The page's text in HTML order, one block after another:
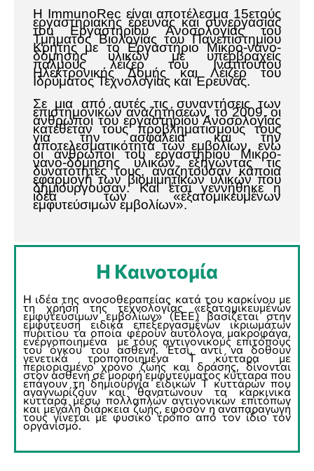
Η ImmunoRec είναι αποτέλεσμα 15ετούς
εργαστηριακής έρευνας και συνεργασίας
του Εργαστηρίου Ανοσολογίας του
Τμήματος Βιολογίας του Πανεπιστημίου
Κρήτης με το Εργαστήριο Μικρο-νανο-
δόμησης υλικών με υπερβραχείς
παλμούς λέιζερ του Ινστιτούτου
Ηλεκτρονικής Δομής και Λέιζερ του
Ιδρύματος Τεχνολογίας και Έρευνας.
Σε μια από αυτές τις συναντήσεις των
επιστημονικών αναζητήσεων, το 2009, οι
άνθρωποι του εργαστηρίου Ανοσολογίας
κατέθεταν τους προβληματισμούς τους
για την ασφάλεια και την
αποτελεσματικότητα των εμβολίων, ενώ
οι άνθρωποι του εργαστηρίου Μικρο-
νανο-δόμησης υλικών εξηγώντας τις
δυνατότητές τους, αναζητούσαν κάποια
εφαρμογή των βιομιμητικών υλικών που
δημιουργούσαν. Και έτσι γεννήθηκε η
ιδέα των «εξατομικευμένων
εμφυτεύσιμων εμβολίων».
Η Καινοτομία
Η ιδέα της ανοσοθεραπείας κατά του καρκίνου με
τη χρήση της τεχνολογίας «εξατομικευμένων
εμφυτεύσιμων εμβολίων» (ΕΕΕ) βασίζεται στην
εμφύτευση ειδικά επεξεργασμένων ικριωμάτων
πυριτίου τα οποία φέρουν αυτόλογα μακροφάγα,
ενεργοποιημένα με τους αντιγονικούς επιτόπους
του όγκου του ασθενή. Έτσι, αντί να δοθούν
γενετικά τροποποιημένα Τ κύτταρα με
περιορισμένο χρόνο ζωής και δράσης, δίνονται
στον ασθενή σε μορφή εμφυτεύματος κύτταρα που
επάγουν τη δημιουργία ειδικών Τ κυττάρων που
αναγνωρίζουν και θανατώνουν τα καρκινικά
κύτταρα μέσω πολλαπλών αντιγονικών επιτόπων
και μεγάλη διάρκεια ζωής, εφόσον η αναπαραγωγή
τους γίνεται με φυσικό τρόπο από τον ίδιο τον
οργανισμό.